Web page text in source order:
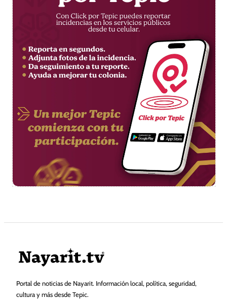
Portal de noticias de Nayarit. Información local, política, seguridad,
cultura y más desde Tepic.